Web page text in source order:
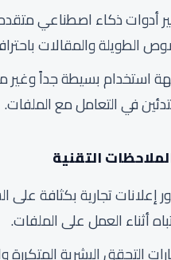
أدوات ذكاء اصطناعي
الطويلة والمقالات
استخدام بسيطة جداً
في التعامل مع الملفات.
التقنية
إعلانات تجارية بكثافة
أثناء العمل على الملفات.
التحقق البشرية